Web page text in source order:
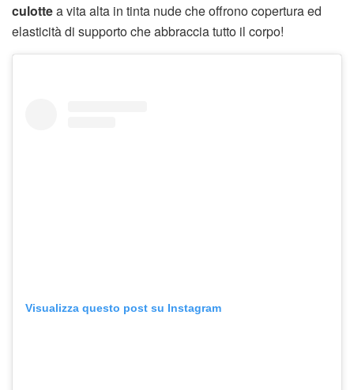
culottea vita alta in tinta nude che offrono copertura ed
elasticità di supporto che abbraccia tutto il corpo!
Visualizza questo post su Instagram